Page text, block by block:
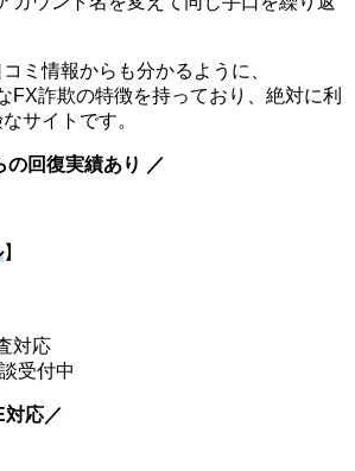
ミ情報からも分かるように、
FX詐欺の特徴を持っており、絶対に利
サイトです。
の回復実績あり ／
】
対応
受付中
対応／